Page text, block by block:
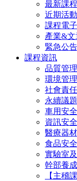
最新課
近期活動
課程電
產業&
緊急公告
課程資訊
品質管
環境管
社會責
永續議
車用安
資訊安
醫療器
食品安
實驗室
幹部養
【主稽